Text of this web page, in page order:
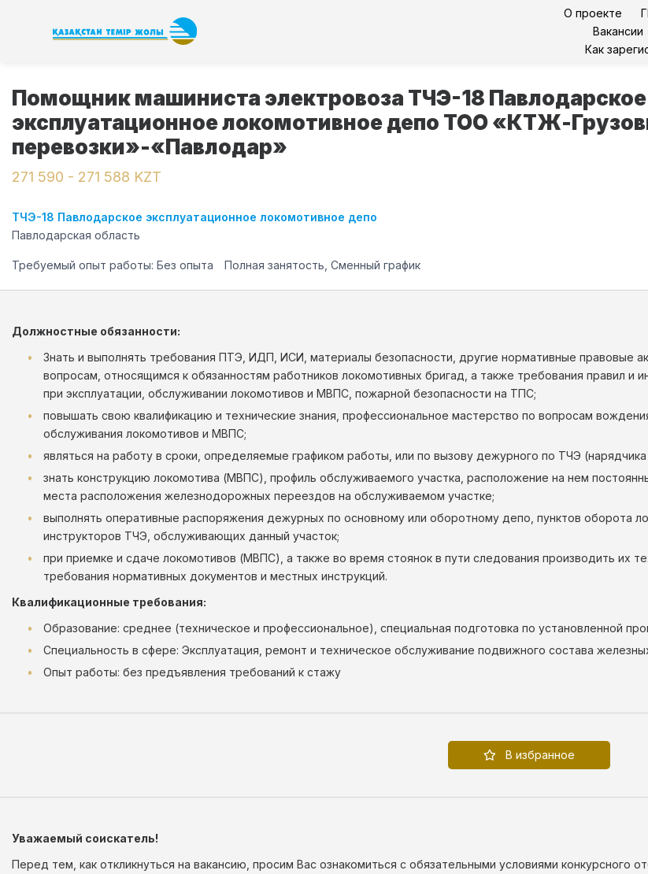
О проекте
Вакансии
Как
Помощник машиниста электровоза ТЧЭ-18 Павлодарское
эксплуатационное локомотивное депо ТОО «КТЖ-
перевозки»-«Павлодар»
271 590 - 271 588 KZT
ТЧЭ-18 Павлодарское эксплуатационное локомотивное депо
Павлодарская область
Требуемый опыт работы: Без опыта Полная занятость, Сменный график
Должностные обязанности:
Знать и выполнять требования ПТЭ, ИДП, ИСИ, материалы безопасности, другие нормативные правовые
вопросам, относящимся к обязанностям работников локомотивных бригад, а также требования правил и
при эксплуатации, обслуживании локомотивов и МВПС, пожарной безопасности на ТПС;
повышать свою квалификацию и технические знания, профессиональное мастерство по вопросам
обслуживания локомотивов и МВПС;
являться на работу в сроки, определяемые графиком работы, или по вызову дежурного по ТЧЭ
знать конструкцию локомотива (МВПС), профиль обслуживаемого участка, расположение на нем
места расположения железнодорожных переездов на обслуживаемом участке;
выполнять оперативные распоряжения дежурных по основному или оборотному депо, пунктов оборота
инструкторов ТЧЭ, обслуживающих данный участок;
при приемке и сдаче локомотивов (МВПС), а также во время стоянок в пути следования производить их
требования нормативных документов и местных инструкций.
Квалификационные требования:
Образование: среднее (техническое и профессиональное), специальная подготовка по установленной
Специальность в сфере: Эксплуатация, ремонт и техническое обслуживание подвижного состава
Опыт работы: без предъявления требований к стажу
В избранное
Уважаемый соискатель!
Перед тем, как откликнуться на вакансию, просим Вас ознакомиться с обязательными условиями конкурсного